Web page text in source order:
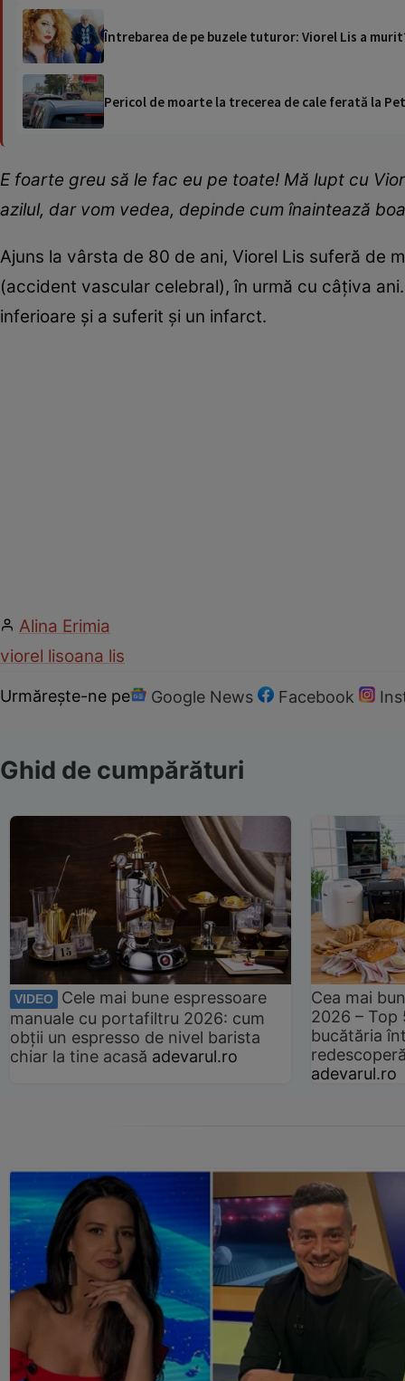
Pericol de moarte la trecerea de cale ferată la
E foarte greu să le fac eu pe toate! Mă lupt cu
azilul, dar vom vedea, depinde cum înaintează
Ajuns la vârsta de 80 de ani, Viorel Lis suferă de
(accident vascular celebral), în urmă cu câțiva
inferioare și a suferit și un infarct.
Alina Erimia
viorel lisoana lis
Urmărește-ne pe Google News Facebook
Ghid de cumpărături
VIDEO
Cele mai bune espressoare
manuale cu portafiltru 2026: cum
obții un espresso de nivel barista
chiar la tine acasă adevarul.ro
Cea mai
2026 –
bucătăria
adevarul.ro